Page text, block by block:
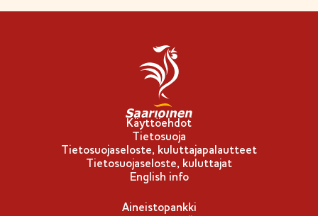
i
p
p
u
-
m
e
r
Käyttöehdot
Tietosuoja
Tietosuojaseloste, kuluttajapalautteet
Tietosuojaseloste, kuluttajat
English info
Aineistopankki